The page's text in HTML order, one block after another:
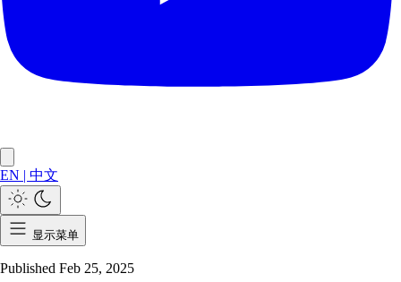
EN | 中文
显示菜单
Published Feb 25, 2025